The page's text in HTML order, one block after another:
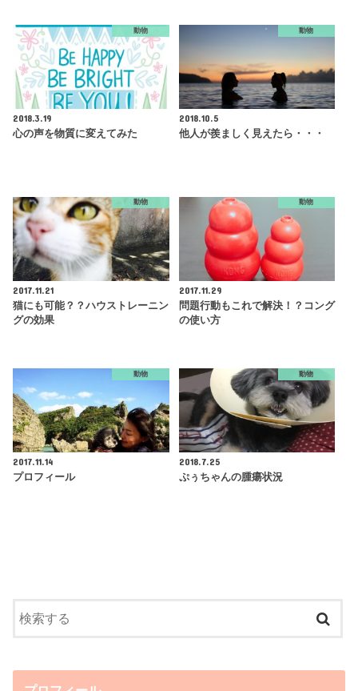
動物
2018.3.19
心の声を物質に変えてみた
動物
2018.10.5
他人が羨ましく見えたら・・・
動物
2017.11.21
猫にも可能？？ハウストレーニン
グの効果
動物
2017.11.29
問題行動もこれで解決！？コング
の使い方
動物
2017.11.14
プロフィール
動物
2018.7.25
ぷぅちゃんの腫瘍状況